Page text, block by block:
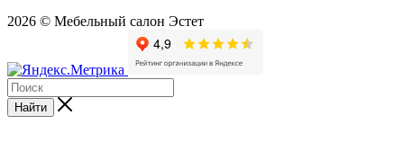
2026 © Мебельный салон Эстет
Найти